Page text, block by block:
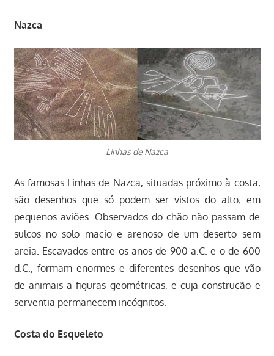
Nazca
Linhas de Nazca
As famosas Linhas de Nazca, situadas próximo à costa,
são desenhos que só podem ser vistos do alto, em
pequenos aviões. Observados do chão não passam de
sulcos no solo macio e arenoso de um deserto sem
areia. Escavados entre os anos de 900 a.C. e o de 600
d.C., formam enormes e diferentes desenhos que vão
de animais a figuras geométricas, e cuja construção e
serventia permanecem incógnitos.
Costa do Esqueleto